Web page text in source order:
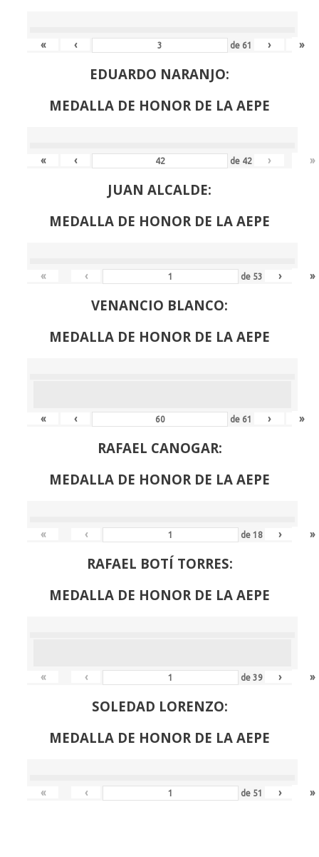
« ‹ de 61 › »
EDUARDO NARANJO:
MEDALLA DE HONOR DE LA AEPE
« ‹ de 42 › »
JUAN ALCALDE:
MEDALLA DE HONOR DE LA AEPE
« ‹ de 53 › »
VENANCIO BLANCO:
MEDALLA DE HONOR DE LA AEPE
« ‹ de 61 › »
RAFAEL CANOGAR:
MEDALLA DE HONOR DE LA AEPE
« ‹ de18 › »
RAFAEL BOTÍ TORRES:
MEDALLA DE HONOR DE LA AEPE
« ‹ de39 › »
SOLEDAD LORENZO:
MEDALLA DE HONOR DE LA AEPE
« ‹ de 51 › »